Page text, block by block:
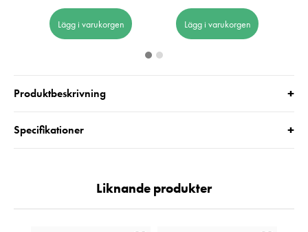
Lägg i varukorgen Lägg i varukorgen
Produktbeskrivning +
Specifikationer +
Liknande produkter